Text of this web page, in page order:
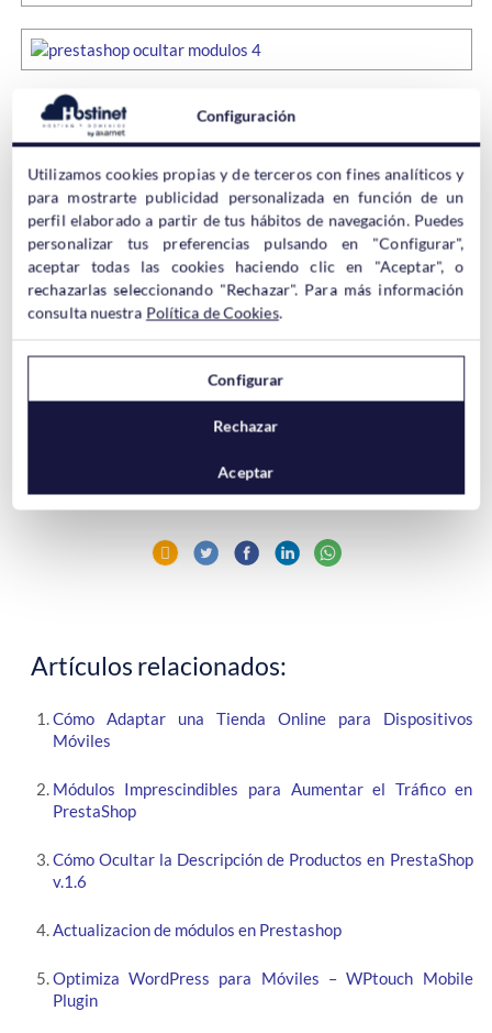
Como podemos ver
visitantes que acuden a nuestra tienda Prestashop a través de
móviles y Smartphone es muy sencillo y esta a nuestro alcance
en tan solo 3 clicks de ratón.
Como siempre que realizamos un cambio no debemos
olvidarnos de realizar una
copia de seguridad de nuestro
Hosting para evitar perder datos y tener siempre disponible
una versión actualizada de nuestra página web.
para ofrecer el mejor rendimiento para tu
especifico para los CMS más populares
Artículos relacionados:
Cómo Adaptar una Tienda Online para Dispositivos
Móviles
Módulos Imprescindibles para Aumentar el Tráfico en
PrestaShop
Cómo Ocultar la Descripción de Productos en PrestaShop
v.1.6
Actualizacion de módulos en Prestashop
Optimiza WordPress para Móviles – WPtouch Mobile
Plugin
Configuración
Utilizamos cookies propias y de terceros con fines analíticos y
para mostrarte publicidad personalizada en función de un
perfil elaborado a partir de tus hábitos de navegación. Puedes
personalizar tus preferencias pulsando en "Configurar",
aceptar todas las cookies haciendo clic en "Aceptar", o
rechazarlas seleccionando "Rechazar". Para más información
consulta nuestra Política de Cookies.
Configurar
Rechazar
Aceptar